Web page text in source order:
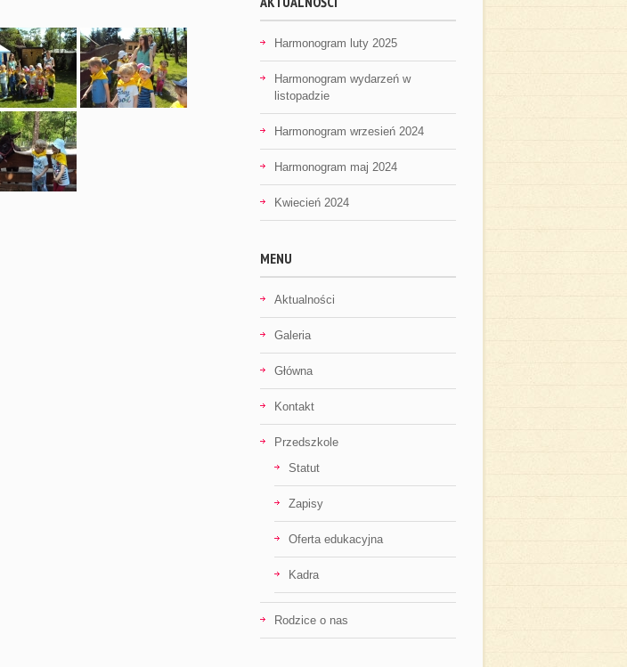
Harmonogram luty 2025
Harmonogram wydarzeń w
listopadzie
Harmonogram wrzesień 2024
Harmonogram maj 2024
Kwiecień 2024
MENU
Aktualności
Galeria
Główna
Kontakt
Przedszkole
Statut
Zapisy
Oferta edukacyjna
Kadra
Rodzice o nas